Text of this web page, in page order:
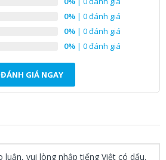
0%| 0 đánh giá
0%| 0 đánh giá
0%| 0 đánh giá
ĐÁNH GIÁ NGAY